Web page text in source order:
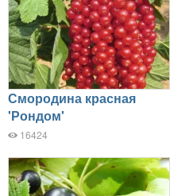
Смородина красная
'Рондом'
16424